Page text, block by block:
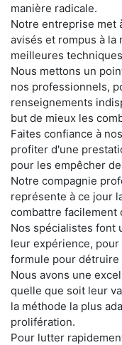
manière radicale.
Notre entreprise met
avisés et rompus à la
meilleures
Nous mettons un
nos professionnels,
renseignements
but de mieux les
Faites confiance à
profiter d'une
pour les empêcher
Notre compagnie
représente à ce jour
combattre facilement
Nos spécialistes font
leur expérience,
formule pour détruire
Nous avons une
quelle que soit leur
la méthode la plus
prolifération.
Pour lutter